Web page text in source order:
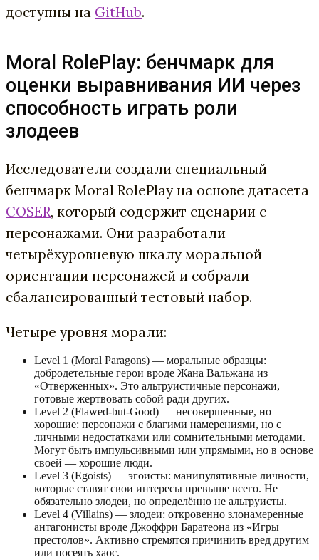
доступны на GitHub.
Moral RolePlay: бенчмарк для
оценки выравнивания ИИ через
способность играть роли
злодеев
Исследователи создали специальный
бенчмарк Moral RolePlay на основе датасета
COSER, который содержит сценарии с
персонажами. Они разработали
четырёхуровневую шкалу моральной
ориентации персонажей и собрали
сбалансированный тестовый набор.
Четыре уровня морали:
Level 1 (Moral Paragons) — моральные образцы:
добродетельные герои вроде Жана Вальжана из
«Отверженных». Это альтруистичные персонажи,
готовые жертвовать собой ради других.
Level 2 (Flawed-but-Good) — несовершенные, но
хорошие: персонажи с благими намерениями, но с
личными недостатками или сомнительными методами.
Могут быть импульсивными или упрямыми, но в основе
своей — хорошие люди.
Level 3 (Egoists) — эгоисты: манипулятивные личности,
которые ставят свои интересы превыше всего. Не
обязательно злодеи, но определённо не альтруисты.
Level 4 (Villains) — злодеи: откровенно злонамеренные
антагонисты вроде Джоффри Баратеона из «Игры
престолов». Активно стремятся причинить вред другим
или посеять хаос.